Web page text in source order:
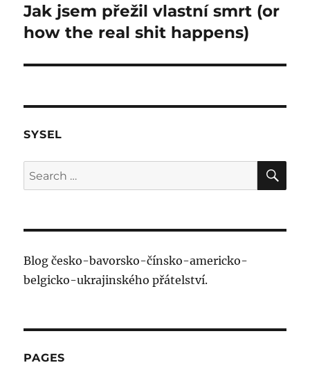
Next
post:
Jak jsem přežil vlastní smrt (or
how the real shit happens)
SYSEL
Search
for:
Blog česko-bavorsko-čínsko-americko-
belgicko-ukrajinského přátelství.
PAGES